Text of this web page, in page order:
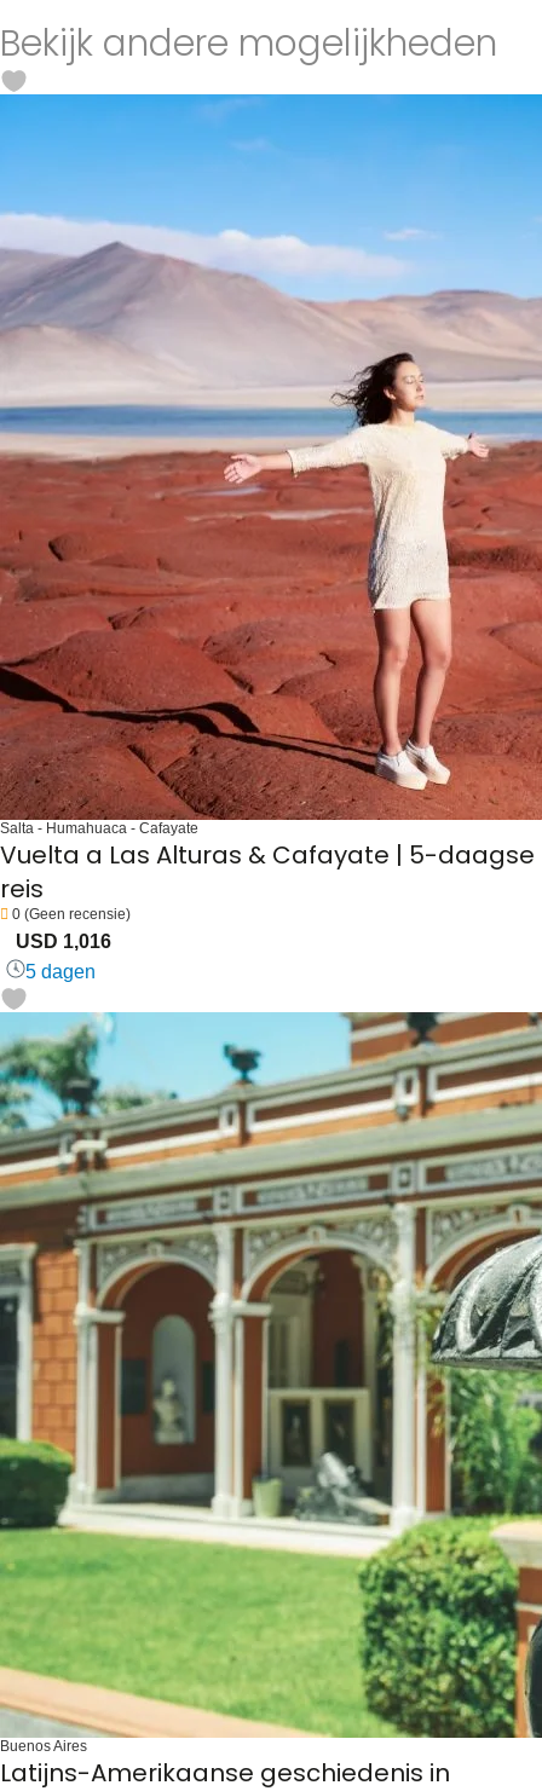
Bekijk andere mogelijkheden
Salta - Humahuaca - Cafayate
Vuelta a Las Alturas & Cafayate | 5-daagse
reis
0 (Geen recensie)
USD 1,016
5 dagen
Buenos Aires
Latijns-Amerikaanse geschiedenis in